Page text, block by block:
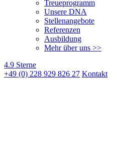
Treueprogramm
Unsere DNA
Stellenangebote
Referenzen
Ausbildung
Mehr über uns >>
4.9 Sterne
+49 (0) 228 929 826 27 Kontakt